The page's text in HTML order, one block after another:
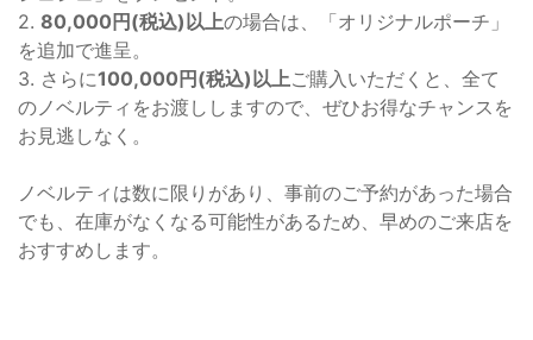
2. 80,000円(税込)以上の場合は、「オリジナルポーチ」
を追加で進呈。
3. さらに100,000円(税込)以上ご購入いただくと、全て
のノベルティをお渡ししますので、ぜひお得なチャンスを
お見逃しなく。
ノベルティは数に限りがあり、事前のご予約があった場合
でも、在庫がなくなる可能性があるため、早めのご来店を
おすすめします。